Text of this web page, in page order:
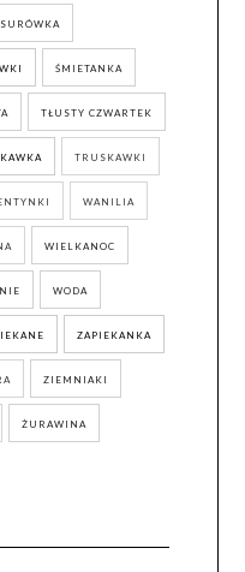
SURÓWKA
ŚMIETANKA
TŁUSTY CZWARTEK
TRUSKAWKI
WANILIA
WIELKANOC
WODA
ZAPIEKANKA
ZIEMNIAKI
ŻURAWINA